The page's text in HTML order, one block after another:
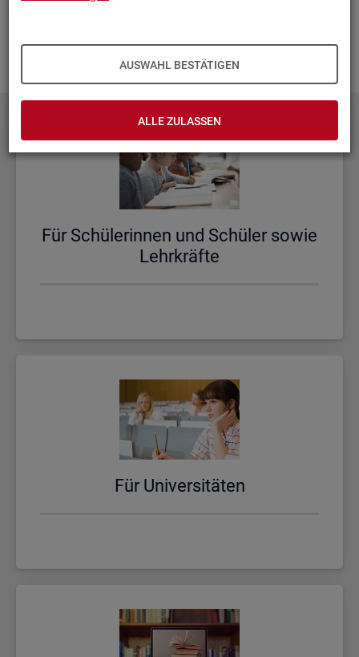
AUSWAHL BESTÄTIGEN
ALLE ZULASSEN
das gern in un­se­re Pla­nun­gen auf.
Für Schü­le­rin­nen und Schü­ler sowie
Lehr­kräf­te
Für Uni­ver­si­tä­ten